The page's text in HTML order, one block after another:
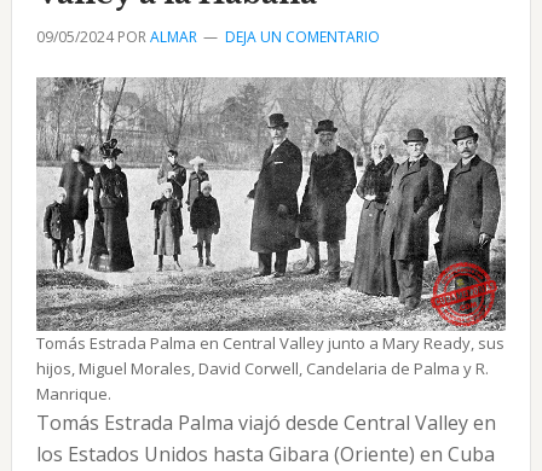
mayo
1902
09/05/2024PORALMAR DEJA UN COMENTARIO
Tomás Estrada Palma en Central Valley junto a Mary Ready, sus
hijos, Miguel Morales, David Corwell, Candelaria de Palma y R.
Manrique.
Tomás Estrada Palma viajó desde Central Valley en
los Estados Unidos hasta Gibara (Oriente) en Cuba